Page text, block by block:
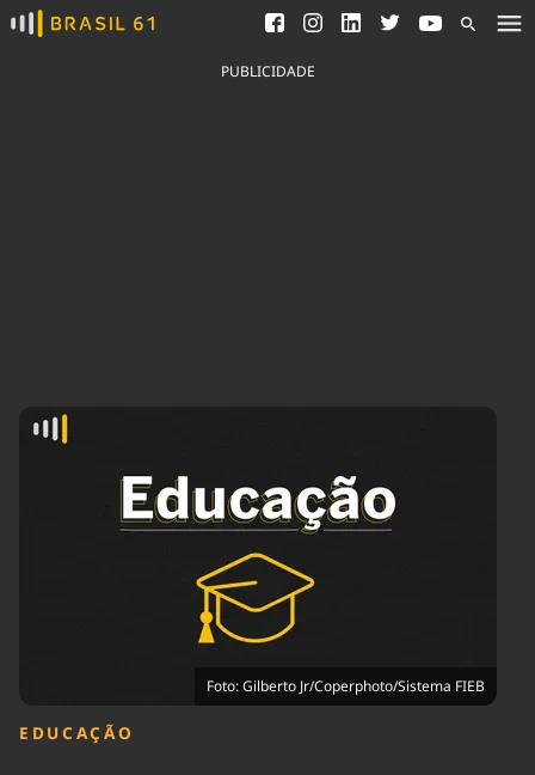
Ver todas as notícias
Saneamento
Indicadores
Agronegócios
Cultura
Economia
Educação
Infraestrutura
Internacional
Podcast
Política
Saúde
PUBLICIDADE
Foto: Gilberto Jr/Coperphoto/Sistema FIEB
EDUCAÇÃO